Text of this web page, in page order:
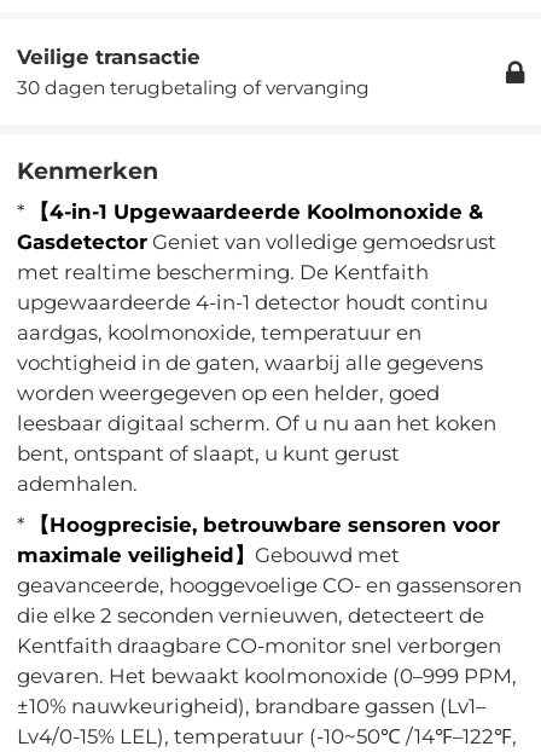
Veilige transactie
30 dagen terugbetaling of vervanging
Kenmerken
*
【4-in-1 Upgewaardeerde Koolmonoxide &
Gasdetector Geniet van volledige gemoedsrust
met realtime bescherming. De Kentfaith
upgewaardeerde 4-in-1 detector houdt continu
aardgas, koolmonoxide, temperatuur en
vochtigheid in de gaten, waarbij alle gegevens
worden weergegeven op een helder, goed
leesbaar digitaal scherm. Of u nu aan het koken
bent, ontspant of slaapt, u kunt gerust
ademhalen.
*
【Hoogprecisie, betrouwbare sensoren voor
maximale veiligheid】 Gebouwd met
geavanceerde, hooggevoelige CO- en gassensoren
die elke 2 seconden vernieuwen, detecteert de
Kentfaith draagbare CO-monitor snel verborgen
gevaren. Het bewaakt koolmonoxide (0–999 PPM,
±10% nauwkeurigheid), brandbare gassen (Lv1–
Lv4/0-15% LEL), temperatuur (-10~50℃ /14℉–122℉,